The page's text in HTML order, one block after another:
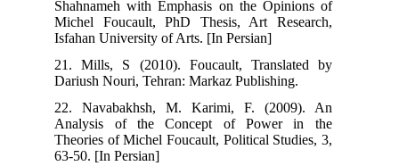
Shahnameh with Emphasis on the Opinions of
Michel Foucault, PhD Thesis, Art Research,
Isfahan University of Arts. [In Persian]
21. Mills, S (2010). Foucault, Translated by
Dariush Nouri, Tehran: Markaz Publishing.
22. Navabakhsh, M. Karimi, F. (2009). An
Analysis of the Concept of Power in the
Theories of Michel Foucault, Political Studies, 3,
63-50. [In Persian]